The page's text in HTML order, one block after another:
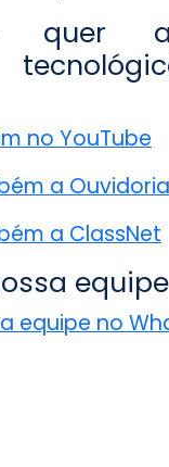
quer
no YouTube
a
a ClassNet
equipe
equipe no